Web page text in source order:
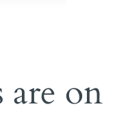
are on